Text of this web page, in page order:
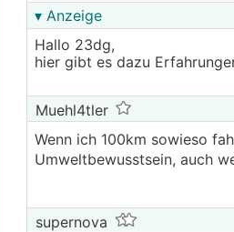
▾ Anzeige
Hallo 23dg,
hier gibt es dazu
Muehl4tler
Wenn ich 100km sowieso
Umweltbewusstsein, auch
supernova